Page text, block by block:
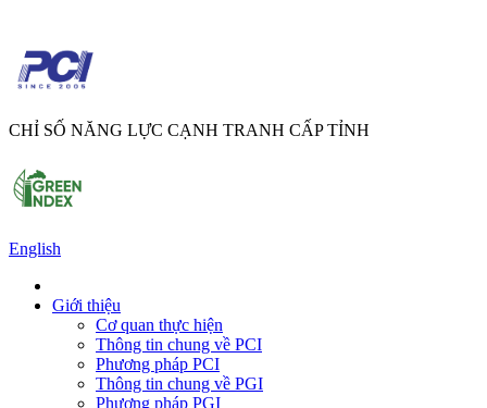
CHỈ SỐ NĂNG LỰC CẠNH TRANH CẤP TỈNH
English
Giới thiệu
Cơ quan thực hiện
Thông tin chung về PCI
Phương pháp PCI
Thông tin chung về PGI
Phương pháp PGI